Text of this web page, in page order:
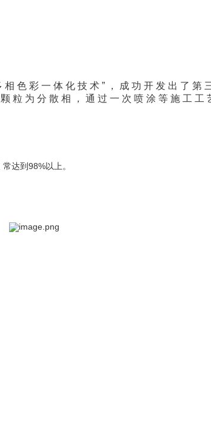
色 彩 一 体 化 技 术 ” ， 成 功 开 发 出 了 第
粒 为 分 散 相 ， 通 过 一 次 喷 涂 等 施 工 工
达到98%以上。